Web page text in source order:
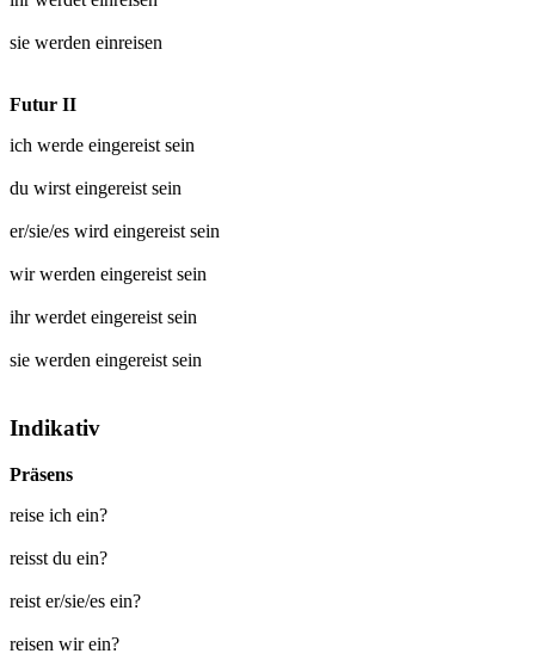
sie werden einreisen
Futur II
ich werde eingereistsein
du wirsteingereistsein
er/sie/es wird eingereistsein
wir werden eingereistsein
ihr werdeteingereistsein
sie werden eingereistsein
Indikativ
Präsens
reise ich ein?
reisst du ein?
reist er/sie/es ein?
reisen wir ein?